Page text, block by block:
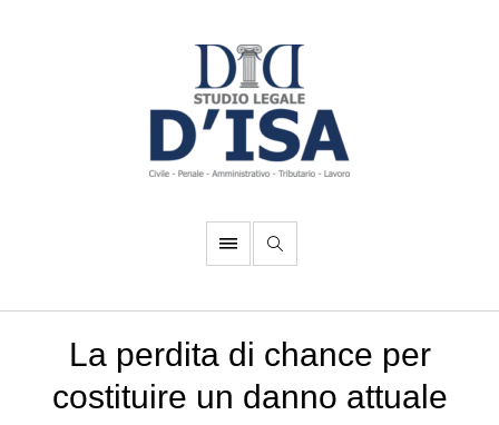
La perdita di chance per
costituire un danno attuale